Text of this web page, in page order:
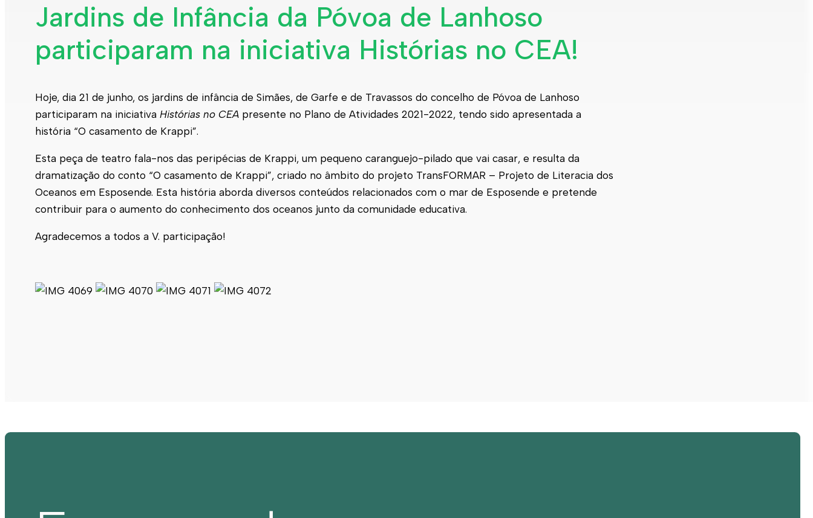
Jardins de Infância da Póvoa de Lanhoso
participaram na iniciativa Histórias no CEA!
Hoje, dia 21 de junho, os jardins de infância de Simães, de Garfe e de Travassos do concelho de Póvoa de Lanhoso
participaram na iniciativa Histórias no CEA presente no Plano de Atividades 2021-2022, tendo sido apresentada a
história “O casamento de Krappi”.
Esta peça de teatro fala-nos das peripécias de Krappi, um pequeno caranguejo-pilado que vai casar, e resulta da
dramatização do conto “O casamento de Krappi”, criado no âmbito do projeto TransFORMAR – Projeto de Literacia dos
Oceanos em Esposende. Esta história aborda diversos conteúdos relacionados com o mar de Esposende e pretende
contribuir para o aumento do conhecimento dos oceanos junto da comunidade educativa.
Agradecemos a todos a V. participação!